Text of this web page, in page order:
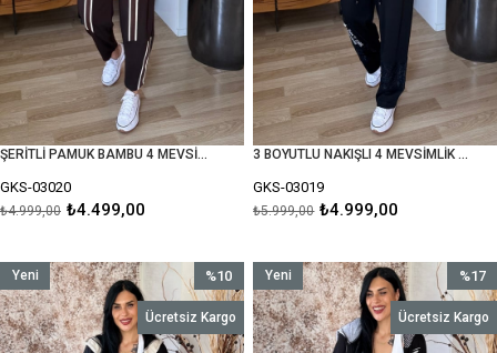
ŞERİTLİ PAMUK BAMBU 4 MEVSİMLİK TAKIM
GKS-03020
₺4.499,00
₺4.999,00
3 BOYUTLU NAKIŞLI 4 MEVSİMLİK TAKIM
GKS-03019
₺4.999,00
₺5.999,00
%10
İndirim
%10İndirim
Ücretsiz Kargo
Yeni
Ürün
%17
İndirim
Ücretsiz Kargo
Yeni
Ürün